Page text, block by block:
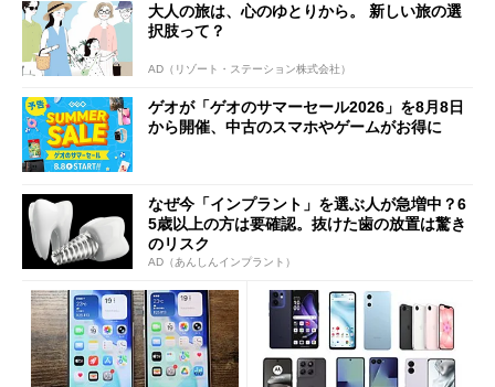
大人の旅は、心のゆとりから。 新しい旅の選
択肢って？
AD（リゾート・ステーション株式会社）
ゲオが「ゲオのサマーセール2026」を8月8日
から開催、中古のスマホやゲームがお得に
なぜ今「インプラント」を選ぶ人が急増中？6
5歳以上の方は要確認。抜けた歯の放置は驚き
のリスク
AD（あんしんインプラント）